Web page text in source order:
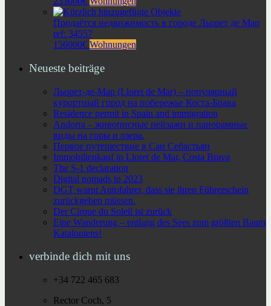
Продаётся недвижимость в городе Льорет де Мар
ref: 34557
156000€ Wohnungen
Neueste beiträge
Льорет-де-Мар (Lloret de Mar) – популярный
курортный город на побережье Коста-Брава
Residence permit in Spain and immigration
Andorra – живописные пейзажи и панорамные
виды на горы и озера.
Первое путешествие в Сан Себастьян
Immobilienkauf in Lloret de Mar, Costa Brava
The S-1 declaration
Digital nomads in 2023
DGT warnt Autofahrer, dass sie ihren Führerschein
zurückgeben müssen.
Der Cirque du Soleil ist zurück
Eine Wanderung – entlang des Sees zum größten Baum
Kataloniens!
verbinde dich mit uns
+34 722 465 683
Rector Coch, 5